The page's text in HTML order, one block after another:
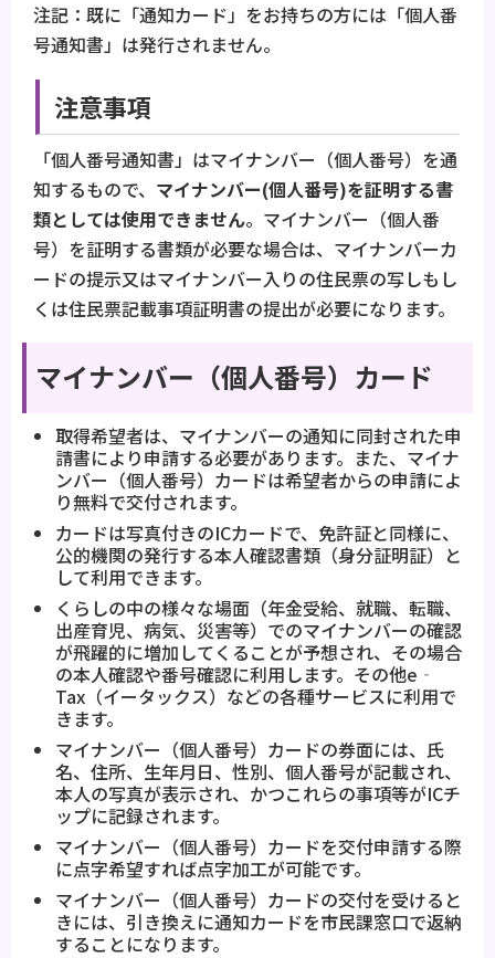
注記：既に「通知カード」をお持ちの方には「個人番
号通知書」は発行されません。
注意事項
「個人番号通知書」はマイナンバー（個人番号）を通
知するもので、 マイナンバー(個人番号)を証明する書
類としては使用できません。マイナンバー（個人番
号）を証明する書類が必要な場合は、マイナンバーカ
ードの提示又はマイナンバー入りの住民票の写しもし
くは住民票記載事項証明書の提出が必要になります。
マイナンバー（個人番号）カード
取得希望者は、マイナンバーの通知に同封された申
請書により申請する必要があります。また、マイナ
ンバー（個人番号）カードは希望者からの申請によ
り無料で交付されます。
カードは写真付きのICカードで、免許証と同様に、
公的機関の発行する本人確認書類（身分証明証）と
して利用できます。
くらしの中の様々な場面（年金受給、就職、転職、
出産育児、病気、災害等）でのマイナンバーの確認
が飛躍的に増加してくることが予想され、その場合
の本人確認や番号確認に利用します。その他e‐
Tax（イータックス）などの各種サービスに利用で
きます。
マイナンバー（個人番号）カードの券面には、氏
名、住所、生年月日、性別、個人番号が記載され、
本人の写真が表示され、かつこれらの事項等がICチ
ップに記録されます。
マイナンバー（個人番号）カードを交付申請する際
に点字希望すれば点字加工が可能です。
マイナンバー（個人番号）カードの交付を受けると
きには、引き換えに通知カードを市民課窓口で返納
することになります。